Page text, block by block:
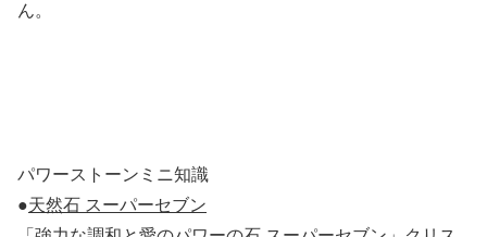
ん。
パワーストーンミニ知識
●天然石 スーパーセブン